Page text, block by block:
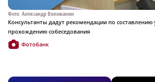
Фото: Александр Воложанин
Консультанты дадут рекомендации по
прохождению собеседования
Фотобанк